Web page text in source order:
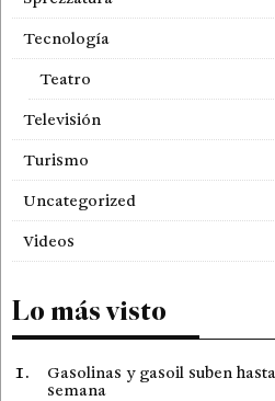
Tecnología
Teatro
Televisión
Turismo
Uncategorized
Videos
Lo más visto
Gasolinas y gasoil suben
semana